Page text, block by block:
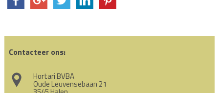
Contacteer ons:
Hortari BVBA
Oude Leuvensebaan 21